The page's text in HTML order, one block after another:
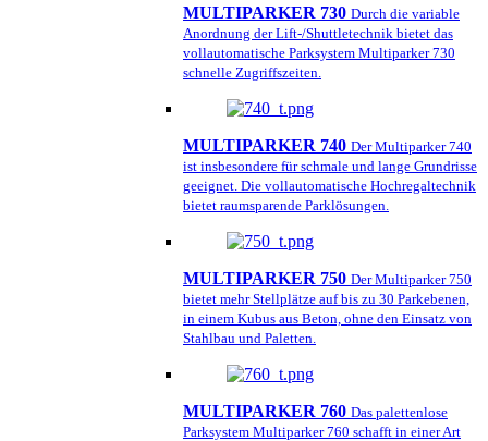
MULTIPARKER 730 Durch die variable
Anordnung der Lift-/Shuttletechnik bietet das
vollautomatische Parksystem Multiparker 730
schnelle Zugriffszeiten.
MULTIPARKER 740 Der Multiparker 740
ist insbesondere für schmale und lange Grundrisse
geeignet. Die vollautomatische Hochregaltechnik
bietet raumsparende Parklösungen.
MULTIPARKER 750 Der Multiparker 750
bietet mehr Stellplätze auf bis zu 30 Parkebenen,
in einem Kubus aus Beton, ohne den Einsatz von
Stahlbau und Paletten.
MULTIPARKER 760 Das palettenlose
Parksystem Multiparker 760 schafft in einer Art